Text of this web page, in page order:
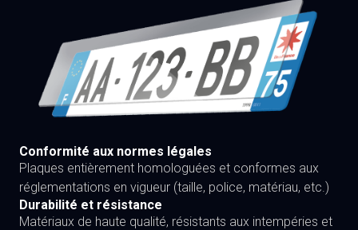
Conformité aux normes légales
Plaques entièrement homologuées et conformes aux
réglementations en vigueur (taille, police, matériau, etc.)
Durabilité et résistance
Matériaux de haute qualité, résistants aux intempéries et